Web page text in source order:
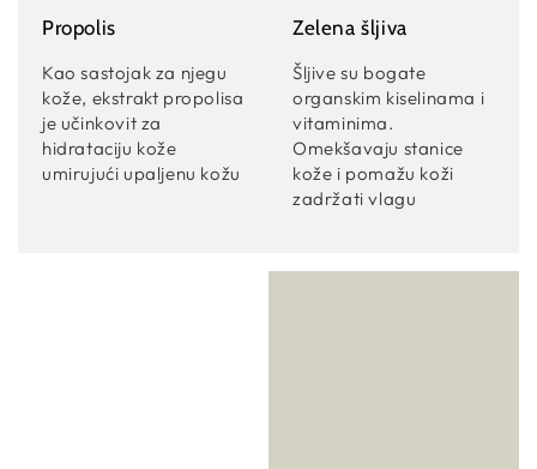
Propolis
Kao sastojak za njegu
kože, ekstrakt propolisa
je učinkovit za
hidrataciju kože
umirujući upaljenu kožu
Zelena šljiva
Šljive su bogate
organskim kiselinama i
vitaminima.
Omekšavaju stanice
kože i pomažu koži
zadržati vlagu